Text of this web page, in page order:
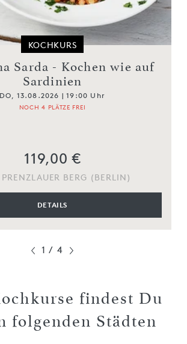
KOCHKURS
Sarda - Kochen wie auf
Sardinien
DO, 13.08.2026 | 19:00 Uhr
NOCH 4 PLÄTZE FREI
119,00 €
BERG (BERLIN)
DETAILS
1 / 4
findest Du
folgenden Städten